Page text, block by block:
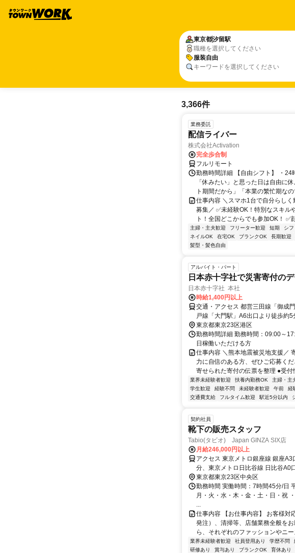
東京都汐留駅
職種を選択してください
服装自由
キーワードを選択してください
3,366件
業務委託
配信ライバー
株式会社Activation
完全歩合制
フルリモート
勤務時間詳細 【自由シフト】 ・24
「休みたい」と思った日は自由に
ト期間だから」「本業の繁忙期な
仕事内容 ＼スマホ1台で自分らし
募集／ ✅未経験OK！特別なスキル
ト！全国どこからでも参加OK！ ✅
主婦・主夫歓迎 フリーター歓迎 短期 シフ
ネイルOK
在宅OK ブランクOK 長期歓迎
髪型・髪色自由
アルバイト・パート
日本赤十字社で災害寄付の
日本赤十字社 本社
時給1,400円以上
交通・アクセス 都営三田線「御成
戸線「大門駅」A6出口より徒歩約
り徒歩約7分
東京都東京23区港区
勤務時間詳細 勤務時間：09:00～
日稼働いただける方
仕事内容 ＼熊本地震被災地支援／
力に自信のある方、ぜひご応募く
寄せられた寄付の伝票を整理 ●受付
業界未経験者歓迎 扶養内勤務OK 主婦・主
学生歓迎
経験不問 未経験者歓迎 午前 経
交通費支給
フルタイム歓迎 駅近5分以内
契約社員
靴下の販売スタッフ
Tabio(タビオ) Japan GINZA SIX店
月給246,000円以上
アクセス 東京メトロ銀座線 銀座
分、東京メトロ日比谷線 日比谷A0
東京都東京23区中央区
勤務時間 実働時間：7時間45分/日
月・火・水・木・金・土・日・祝
...
仕事内容 【お仕事内容】 お客様対
発注）、清掃等、店舗業務全般を
ら、それぞれのファッションやニ
業界未経験者歓迎 社員登用あり 学歴不問
研修あり
賞与あり ブランクOK 育休あり